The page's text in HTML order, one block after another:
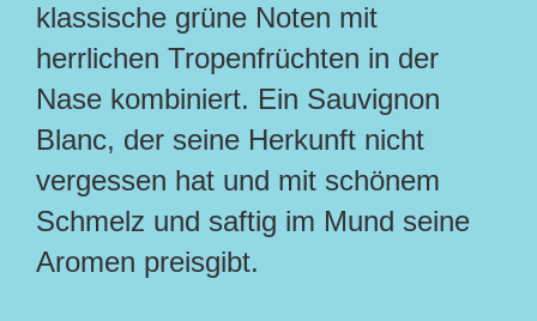
klassische grüne Noten mit
herrlichen Tropenfrüchten in der
Nase kombiniert. Ein Sauvignon
Blanc, der seine Herkunft nicht
vergessen hat und mit schönem
Schmelz und saftig im Mund seine
Aromen preisgibt.